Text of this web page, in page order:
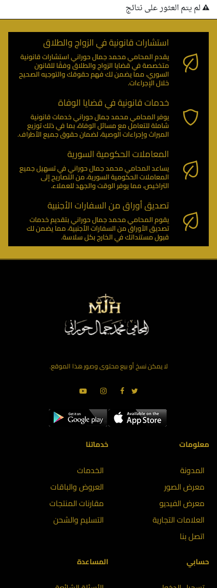
لم يتم العثور على نتائج
استشارات قانونية في الزواج والطلاق
يقدم المحامي محمد جمال حوراني استشارات قانونية
متخصصة في قضايا الزواج والطلاق وفقًا للقانون
السوري، مما يضمن لك فهم حقوقك والتوجيه الصحيح
خلال الإجراءات.
خدمات قانونية في قضايا الوفاة
يوفر المحامي محمد جمال حوراني خدمات قانونية
شاملة للتعامل مع مسائل الوفاة، بما في ذلك توزيع
الميراث وإجراءات الوصية، لضمان حقوق جميع الأطراف.
المعاملات الحكومية السورية
يساعد المحامي محمد جمال حوراني في تسهيل جميع
المعاملات الحكومية السورية، من التصاريح إلى
التراخيص، مما يوفر الوقت والجهد للعملاء.
تصديق أوراق من السفارات الأجنبية
يقوم المحامي محمد جمال حوراني بتقديم خدمات
تصديق الأوراق من السفارات الأجنبية، مما يضمن لك
قبول مستنداتك في الخارج بكل سلاسة.
لا يمكن نسخ أو بيع محتوى وصور هذا الموقع.
معلومات
المدونة
معرض الصور
معرض الفيديو
العلامات التجارية
اتصل بنا
خدماتنا
الخدمات
العروض والباقات
مقارنات المنتجات
التسليم والشحن
حسابي المساعدة